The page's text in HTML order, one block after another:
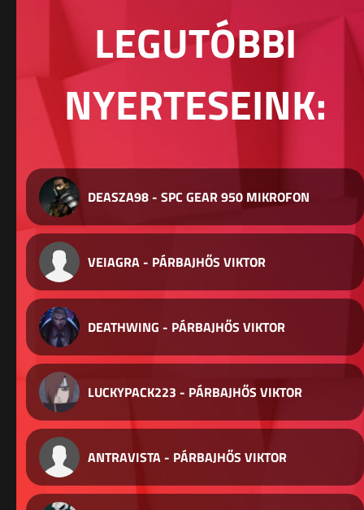
LEGUTÓBBI
NYERTESEINK:
DEASZA98 - SPC GEAR 950 MIKROFON
VEIAGRA - PÁRBAJHŐS VIKTOR
DEATHWING - PÁRBAJHŐS VIKTOR
LUCKYPACK223 - PÁRBAJHŐS VIKTOR
ANTRAVISTA - PÁRBAJHŐS VIKTOR